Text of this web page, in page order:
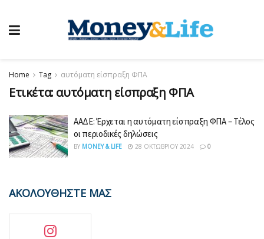
Home Tag αυτόματη είσπραξη ΦΠΑ
Ετικέτα: αυτόματη είσπραξη ΦΠΑ
ΑΑΔΕ: Έρχεται η αυτόματη είσπραξη ΦΠΑ – Τέλος
οι περιοδικές δηλώσεις
BY MONEY & LIFE 28 ΟΚΤΩΒΡΊΟΥ 2024 0
ΑΚΟΛΟΥΘΗΣΤΕ ΜΑΣ